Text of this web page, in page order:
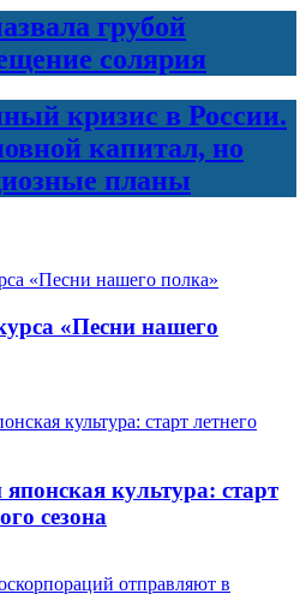
грубой
солярия
кризис в России.
капитал, но
планы
«Песни нашего
культура: старт
сезона